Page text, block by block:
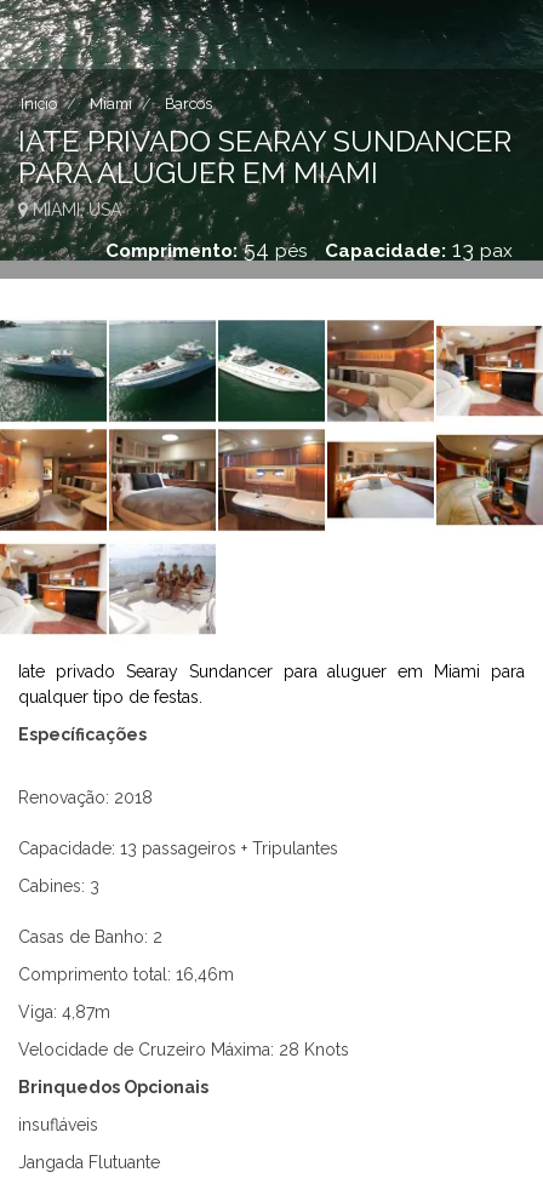
Início Miami Barcos
IATE PRIVADO SEARAY SUNDANCER
PARA ALUGUER EM MIAMI
MIAMI, USA
Comprimento:54 pés Capacidade: 13 pax
Iate privado Searay Sundancer para aluguer em Miami para
qualquer tipo de festas.
Específicações
Renovação: 2018
Capacidade: 13 passageiros + Tripulantes
Cabines: 3
Casas de Banho: 2
Comprimento total: 16,46m
Viga: 4,87m
Velocidade de Cruzeiro Máxima: 28 Knots
Brinquedos Opcionais
insufláveis
Jangada Flutuante